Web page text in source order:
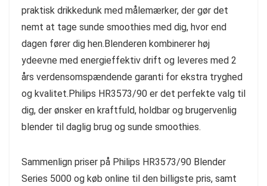
praktisk drikkedunk med målemærker, der gør det
nemt at tage sunde smoothies med dig, hvor end
dagen fører dig hen.Blenderen kombinerer høj
ydeevne med energieffektiv drift og leveres med 2
års verdensomspændende garanti for ekstra tryghed
og kvalitet.Philips HR3573/90 er det perfekte valg til
dig, der ønsker en kraftfuld, holdbar og brugervenlig
blender til daglig brug og sunde smoothies.
Sammenlign priser på Philips HR3573/90 Blender
Series 5000 og køb online til den billigste pris, samt